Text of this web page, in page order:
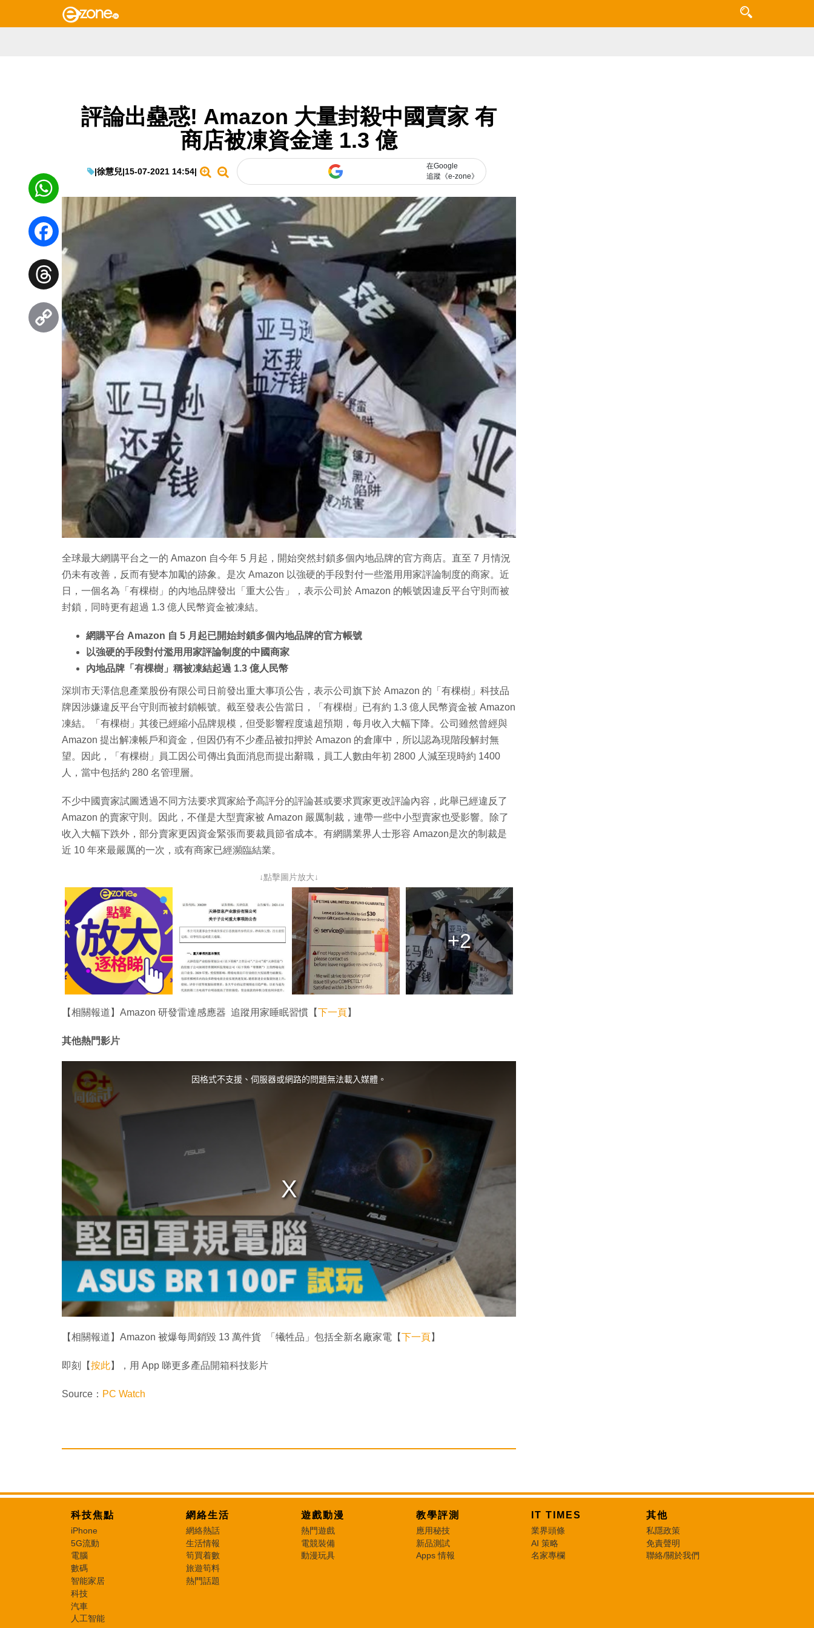
評論出蠱惑! Amazon 大量封殺中國賣家 有
商店被凍資金達 1.3 億
|徐慧兒|15-07-2021 14:54|
在Google
追蹤《e-zone》
全球最大網購平台之一的 Amazon 自今年 5 月起，開始突然封鎖多個內地品牌的官方商店。直至 7 月情況
仍未有改善，反而有變本加勵的跡象。是次 Amazon 以強硬的手段對付一些濫用用家評論制度的商家。近
日，一個名為「有棵樹」的內地品牌發出「重大公告」，表示公司於 Amazon 的帳號因違反平台守則而被
封鎖，同時更有超過 1.3 億人民幣資金被凍結。
網購平台 Amazon 自 5 月起已開始封鎖多個內地品牌的官方帳號
以強硬的手段對付濫用用家評論制度的中國商家
內地品牌「有棵樹」稱被凍結起過 1.3 億人民幣
深圳市天澤信息產業股份有限公司日前發出重大事項公告，表示公司旗下於 Amazon 的「有棵樹」科技品
牌因涉嫌違反平台守則而被封鎖帳號。截至發表公告當日，「有棵樹」已有約 1.3 億人民幣資金被 Amazon
凍結。「有棵樹」其後已經縮小品牌規模，但受影響程度遠超預期，每月收入大幅下降。公司雖然曾經與
Amazon 提出解凍帳戶和資金，但因仍有不少產品被扣押於 Amazon 的倉庫中，所以認為現階段解封無
望。因此，「有棵樹」員工因公司傳出負面消息而提出辭職，員工人數由年初 2800 人減至現時約 1400
人，當中包括約 280 名管理層。
不少中國賣家試圖透過不同方法要求買家給予高評分的評論甚或要求買家更改評論內容，此舉已經違反了
Amazon 的賣家守則。因此，不僅是大型賣家被 Amazon 嚴厲制裁，連帶一些中小型賣家也受影響。除了
收入大幅下跌外，部分賣家更因資金緊張而要裁員節省成本。有網購業界人士形容 Amazon是次的制裁是
近 10 年來最嚴厲的一次，或有商家已經瀕臨結業。
↓點擊圖片放大↓
+2
【相關報道】Amazon 研發雷達感應器 追蹤用家睡眠習慣【下一頁】
其他熱門影片
o
因格式不支援、伺服器或網路的問題無法載入媒體。
【相關報道】Amazon 被爆每周銷毀 13 萬件貨 「犧牲品」包括全新名廠家電【下一頁】
即刻【按此】，用 App 睇更多產品開箱科技影片
Source： PC Watch
WhatsApp
Facebook
Threads
Link
科技焦點
iPhone
5G流動
電腦
數碼
智能家居
科技
汽車
人工智能
網絡生活
網絡熱話
生活情報
筍買着數
旅遊筍料
熱門話題
遊戲動漫
熱門遊戲
電競裝備
動漫玩具
教學評測
應用秘技
新品測試
Apps 情報
IT TIMES
業界頭條
AI 策略
名家專欄
其他
私隱政策
免責聲明
聯絡/關於我們